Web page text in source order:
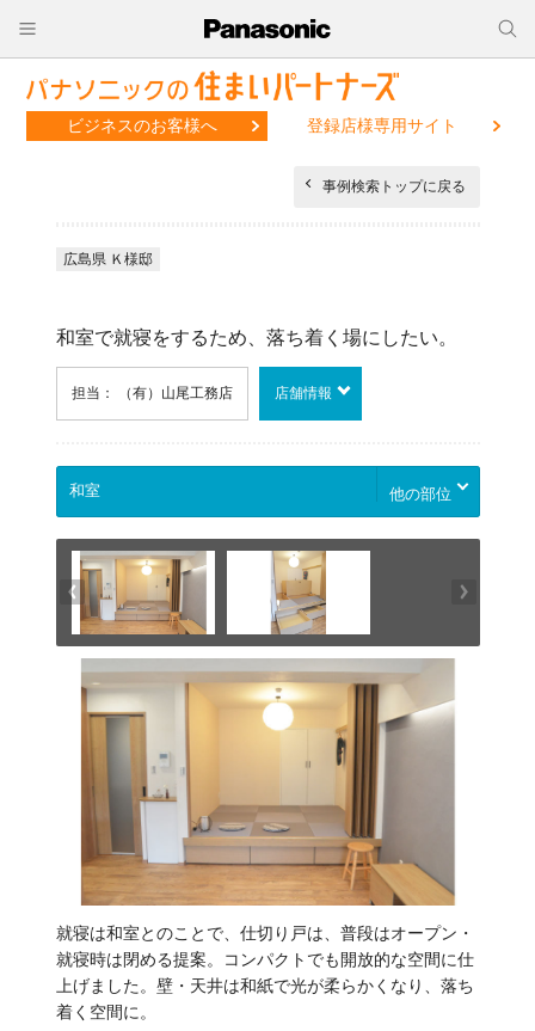
ビジネスのお客様へ 登録店様専用サイト
事例検索トップに戻る
広島県 Ｋ様邸
和室で就寝をするため、落ち着く場にしたい。
担当： （有）山尾工務店 店舗情報
他の部位
就寝は和室とのことで、仕切り戸は、普段はオープン・
就寝時は閉める提案。コンパクトでも開放的な空間に仕
上げました。壁・天井は和紙で光が柔らかくなり、落ち
着く空間に。